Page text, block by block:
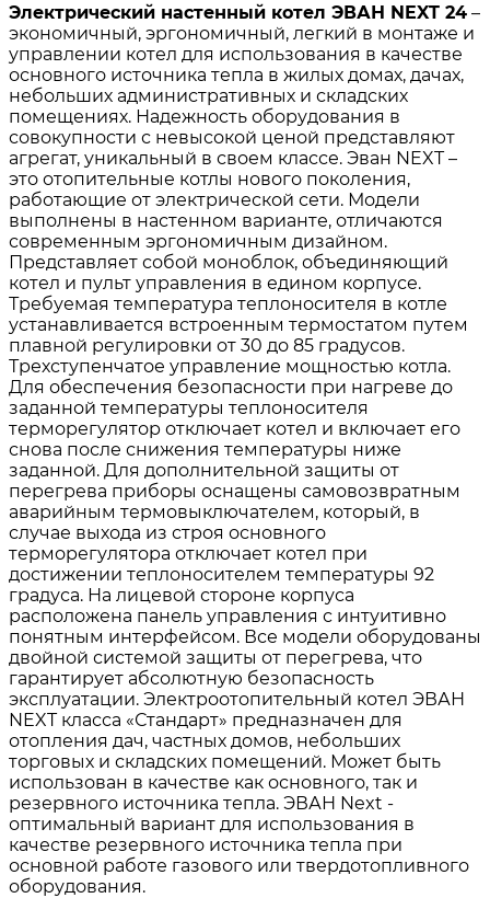
Электрический настенный котел ЭВАН NEXT 24 –
экономичный, эргономичный, легкий в монтаже и
управлении котел для использования в качестве
основного источника тепла в жилых домах, дачах,
небольших административных и складских
помещениях. Надежность оборудования в
совокупности с невысокой ценой представляют
агрегат, уникальный в своем классе. Эван NEXT –
это отопительные котлы нового поколения,
работающие от электрической сети. Модели
выполнены в настенном варианте, отличаются
современным эргономичным дизайном.
Представляет собой моноблок, объединяющий
котел и пульт управления в едином корпусе.
Требуемая температура теплоносителя в котле
устанавливается встроенным термостатом путем
плавной регулировки от 30 до 85 градусов.
Трехступенчатое управление мощностью котла.
Для обеспечения безопасности при нагреве до
заданной температуры теплоносителя
терморегулятор отключает котел и включает его
снова после снижения температуры ниже
заданной. Для дополнительной защиты от
перегрева приборы оснащены самовозвратным
аварийным термовыключателем, который, в
случае выхода из строя основного
терморегулятора отключает котел при
достижении теплоносителем температуры 92
градуса. На лицевой стороне корпуса
расположена панель управления с интуитивно
понятным интерфейсом. Все модели оборудованы
двойной системой защиты от перегрева, что
гарантирует абсолютную безопасность
эксплуатации. Электроотопительный котел ЭВАН
NEXT класса «Стандарт» предназначен для
отопления дач, частных домов, небольших
торговых и складских помещений. Может быть
использован в качестве как основного, так и
резервного источника тепла. ЭВАН Next -
оптимальный вариант для использования в
качестве резервного источника тепла при
основной работе газового или твердотопливного
оборудования.